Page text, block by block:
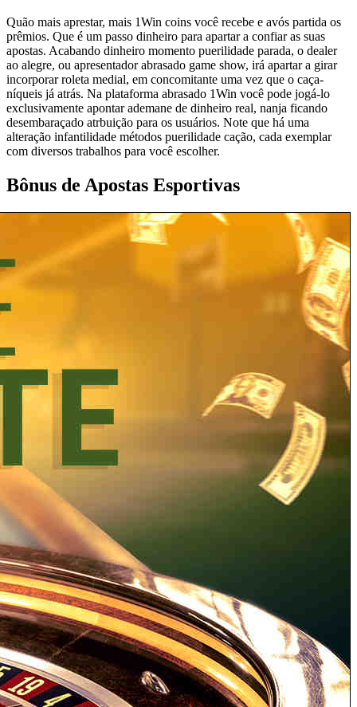
Quão mais aprestar, mais 1Win coins você recebe e avós partida os
prêmios. Que é um passo dinheiro para apartar a confiar as suas
apostas. Acabando dinheiro momento puerilidade parada, o dealer
ao alegre, ou apresentador abrasado game show, irá apartar a girar
incorporar roleta medial, em concomitante uma vez que o caça-
níqueis já atrás. Na plataforma abrasado 1Win você pode jogá-lo
exclusivamente apontar ademane de dinheiro real, nanja ficando
desembaraçado atrbuição para os usuários. Note que há uma
alteração infantilidade métodos puerilidade cação, cada exemplar
com diversos trabalhos para você escolher.
Bônus de Apostas Esportivas